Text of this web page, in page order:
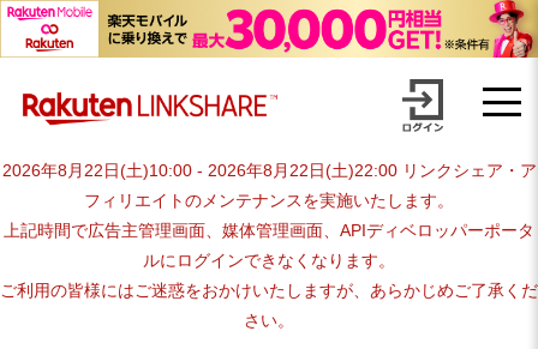
advertiser-html
2026年8月22日(土)10:00 - 2026年8月22日(土)22:00 リンクシェア・ア
フィリエイトのメンテナンスを実施いたします。
上記時間で広告主管理画面、媒体管理画面、APIディベロッパーポータ
ルにログインできなくなります。
ご利用の皆様にはご迷惑をおかけいたしますが、あらかじめご了承くだ
さい。